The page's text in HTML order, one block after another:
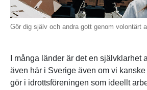
Gör dig själv och andra gott genom volontärt
I många länder är det en självklarhet
även här i Sverige även om vi
gör i idrottsföreningen som ideellt